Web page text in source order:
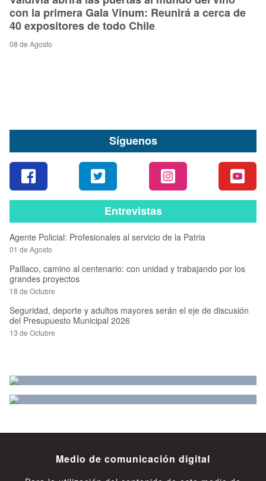
con la primera Gala Vinum: Reunirá a cerca de
40 expositores de todo Chile
08 de Agosto
Síguenos
Entrevistas
Agente Policial: Profesionales al servicio de la Patria
01 de Agosto
Paillaco, camino al centenario: con unidad y trabajando por los
grandes proyectos
18 de Octubre
Seguridad, deporte y adultos mayores serán el eje de discusión
del Presupuesto Municipal 2026
13 de Octubre
Medio de comunicación digital